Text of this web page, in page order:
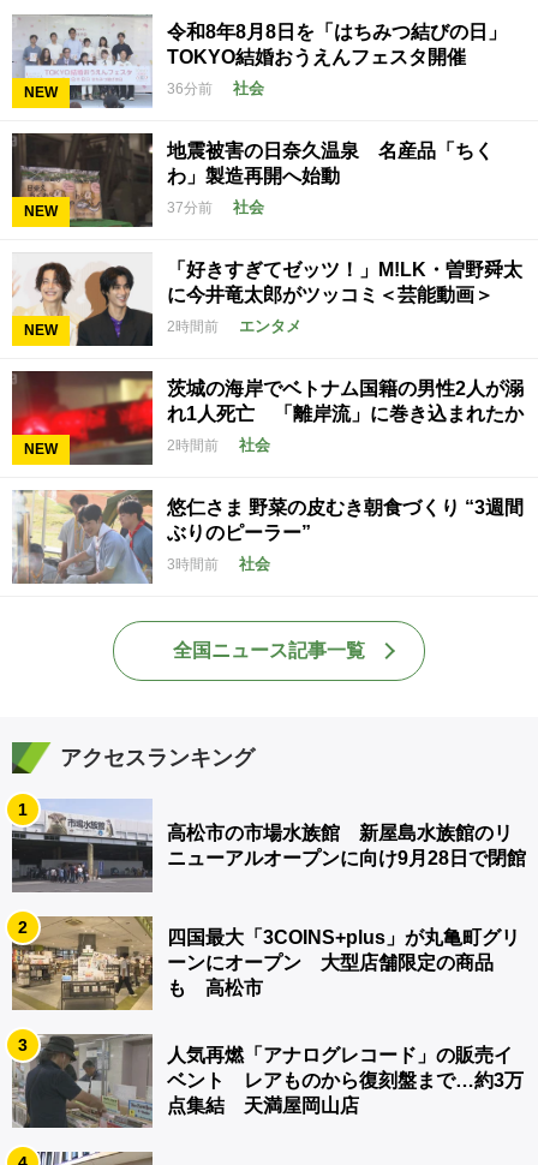
NEW
令和8年8月8日を「はちみつ結びの日」
TOKYO結婚おうえんフェスタ開催
36分前 社会
NEW
地震被害の日奈久温泉 名産品「ちく
わ」製造再開へ始動
37分前 社会
NEW
「好きすぎてゼッツ！」M!LK・曽野舜太
に今井竜太郎がツッコミ＜芸能動画＞
2時間前 エンタメ
NEW
茨城の海岸でベトナム国籍の男性2人が溺
れ1人死亡 「離岸流」に巻き込まれたか
2時間前 社会
悠仁さま 野菜の皮むき朝食づくり “3週間
ぶりのピーラー”
3時間前 社会
全国ニュース記事一覧
アクセスランキング
1
高松市の市場水族館 新屋島水族館のリ
ニューアルオープンに向け9月28日で閉館
2
四国最大「3COINS+plus」が丸亀町グリ
ーンにオープン 大型店舗限定の商品
も 高松市
3
人気再燃「アナログレコード」の販売イ
ベント レアものから復刻盤まで…約3万
点集結 天満屋岡山店